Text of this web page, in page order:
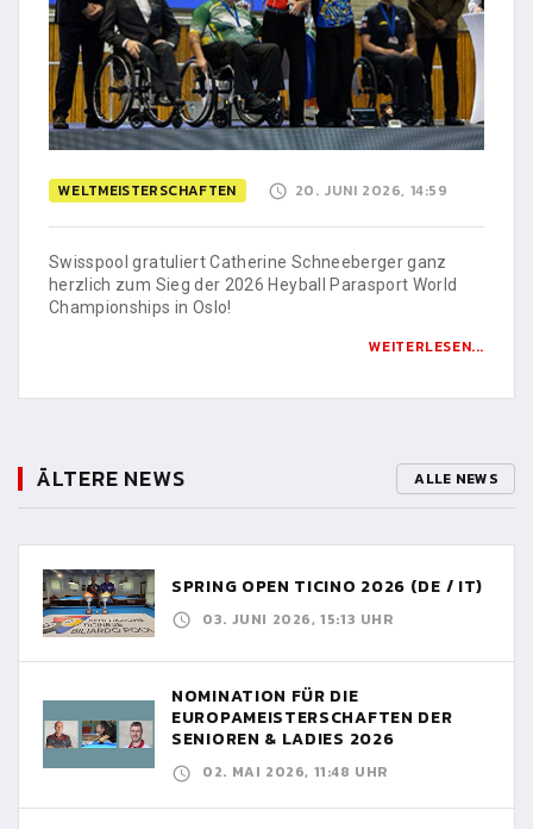
WELTMEISTERSCHAFTEN 20. JUNI 2026, 14:59
Swisspool gratuliert Catherine Schneeberger ganz
herzlich zum Sieg der 2026 Heyball Parasport World
Championships in Oslo!
WEITERLESEN...
ÄLTERE NEWS ALLE NEWS
SPRING OPEN TICINO 2026 (DE / IT)
03. JUNI 2026, 15:13 UHR
NOMINATION FÜR DIE
EUROPAMEISTERSCHAFTEN DER
SENIOREN & LADIES 2026
02. MAI 2026, 11:48 UHR